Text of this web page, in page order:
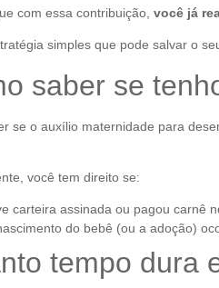
com essa contribuição, você já
simples que pode salvar o
saber se
se o auxílio maternidade para
você tem direito se:
carteira assinada ou pagou carnê
do bebê (ou a adoção)
tempo dura